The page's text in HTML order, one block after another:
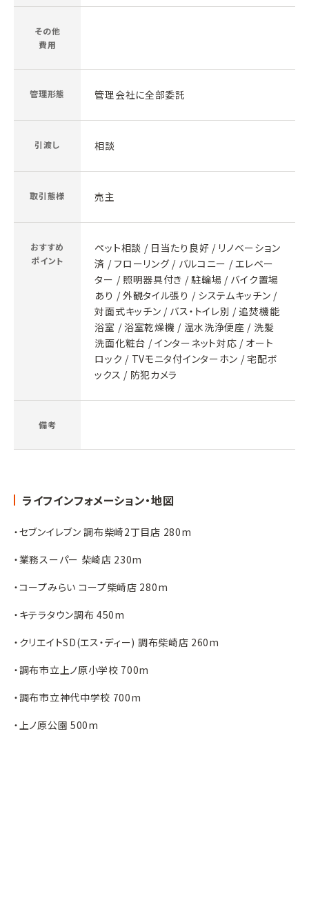
その他
費用
管理形態 管理会社に全部委託
引渡し 相談
取引態様 売主
おすすめ
ポイント
ペット相談 / 日当たり良好 / リノベーション
済 / フローリング / バルコニー / エレベー
ター / 照明器具付き / 駐輪場 / バイク置場
あり / 外観タイル張り / システムキッチン /
対面式キッチン / バス・トイレ別 / 追焚機能
浴室 / 浴室乾燥機 / 温水洗浄便座 / 洗髪
洗面化粧台 / インターネット対応 / オート
ロック / TVモニタ付インターホン / 宅配ボ
ックス / 防犯カメラ
備考
ライフインフォメーション・地図
・セブンイレブン 調布柴崎2丁目店 280m
・業務スーパー 柴崎店 230m
・コープみらい コープ柴崎店 280m
・キテラタウン調布 450m
・クリエイトSD(エス・ディー) 調布柴崎店 260m
・調布市立上ノ原小学校 700m
・調布市立神代中学校 700m
・上ノ原公園 500m